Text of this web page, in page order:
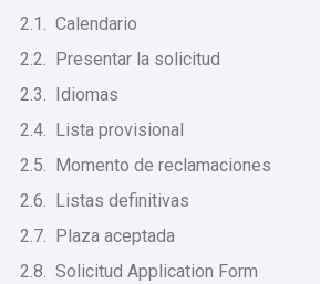
Calendario
Presentar la solicitud
Idiomas
Lista provisional
Momento de reclamaciones
Listas definitivas
Plaza aceptada
Solicitud Application Form